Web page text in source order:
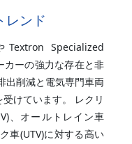
レンド
Specialized
ーの強力な存在と非
出削減と電気専門車両
けています。 レクリ
、オールトレイン車
車(UTV)に対する高い